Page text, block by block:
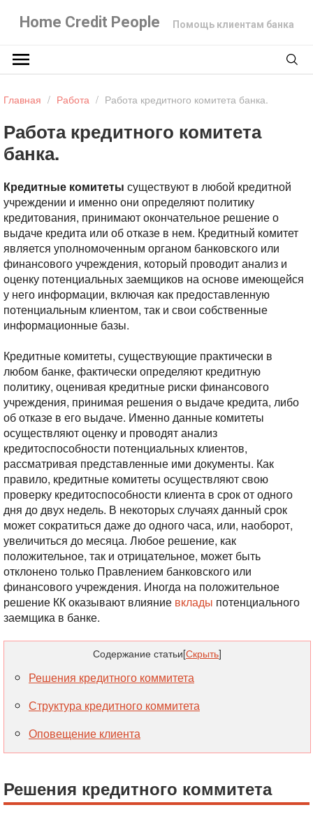
Home Credit People Помощь клиентам банка
Главная / Работа / Работа кредитного комитета банка.
Работа кредитного комитета
банка.
Кредитные комитеты существуют в любой кредитной
учреждении и именно они определяют политику
кредитования, принимают окончательное решение о
выдаче кредита или об отказе в нем. Кредитный комитет
является уполномоченным органом банковского или
финансового учреждения, который проводит анализ и
оценку потенциальных заемщиков на основе имеющейся
у него информации, включая как предоставленную
потенциальным клиентом, так и свои собственные
информационные базы.
Кредитные комитеты, существующие практически в
любом банке, фактически определяют кредитную
политику, оценивая кредитные риски финансового
учреждения, принимая решения о выдаче кредита, либо
об отказе в его выдаче. Именно данные комитеты
осуществляют оценку и проводят анализ
кредитоспособности потенциальных клиентов,
рассматривая представленные ими документы. Как
правило, кредитные комитеты осуществляют свою
проверку кредитоспособности клиента в срок от одного
дня до двух недель. В некоторых случаях данный срок
может сократиться даже до одного часа, или, наоборот,
увеличиться до месяца. Любое решение, как
положительное, так и отрицательное, может быть
отклонено только Правлением банковского или
финансового учреждения. Иногда на положительное
решение КК оказывают влияние вклады потенциального
заемщика в банке.
Содержание статьи[Скрыть]
Решения кредитного коммитета
Структура кредитного коммитета
Оповещение клиента
Решения кредитного коммитета